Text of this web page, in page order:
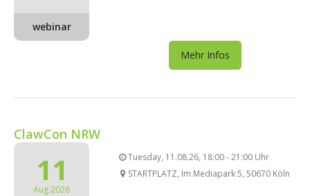
webinar
Mehr Infos
ClawCon NRW
11
Aug 2026
Tuesday, 11.08.26, 18:00 - 21:00 Uhr
STARTPLATZ, Im Mediapark 5, 50670 Köln